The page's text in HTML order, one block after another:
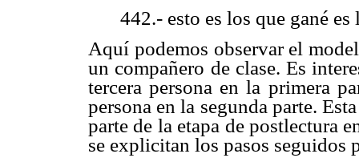
442.- esto es los que gané
Aquí podemos observar el
un compañero de clase. Es
tercera persona en la primera
persona en la segunda parte.
parte de la etapa de postlectura
se explicitan los pasos seguidos